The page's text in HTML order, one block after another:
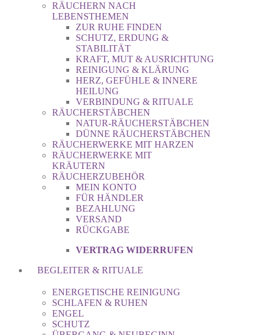
RÄUCHERN NACH
LEBENSTHEMEN
ZUR RUHE FINDEN
SCHUTZ, ERDUNG &
STABILITÄT
KRAFT, MUT & AUSRICHTUNG
REINIGUNG & KLÄRUNG
HERZ, GEFÜHLE & INNERE
HEILUNG
VERBINDUNG & RITUALE
RÄUCHERSTÄBCHEN
NATUR-RÄUCHERSTÄBCHEN
DÜNNE RÄUCHERSTÄBCHEN
RÄUCHERWERKE MIT HARZEN
RÄUCHERWERKE MIT
KRÄUTERN
RÄUCHERZUBEHÖR
MEIN KONTO
FÜR HÄNDLER
BEZAHLUNG
VERSAND
RÜCKGABE
VERTRAG WIDERRUFEN
BEGLEITER & RITUALE
ENERGETISCHE REINIGUNG
SCHLAFEN & RUHEN
ENGEL
SCHUTZ